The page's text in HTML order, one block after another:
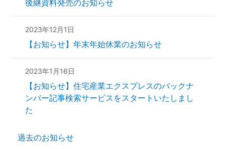
後継資料発売のお知らせ
2023年12月1日
【お知らせ】年末年始休業のお知らせ
2023年1月16日
【お知らせ】住宅産業エクスプレスのバックナ
ンバー記事検索サービスをスタートいたしまし
た
過去のお知らせ